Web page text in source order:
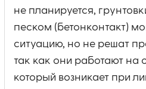
не планируется,
песком (бетонконтакт)
ситуацию, но не решат
так как они работают на
который возникает при